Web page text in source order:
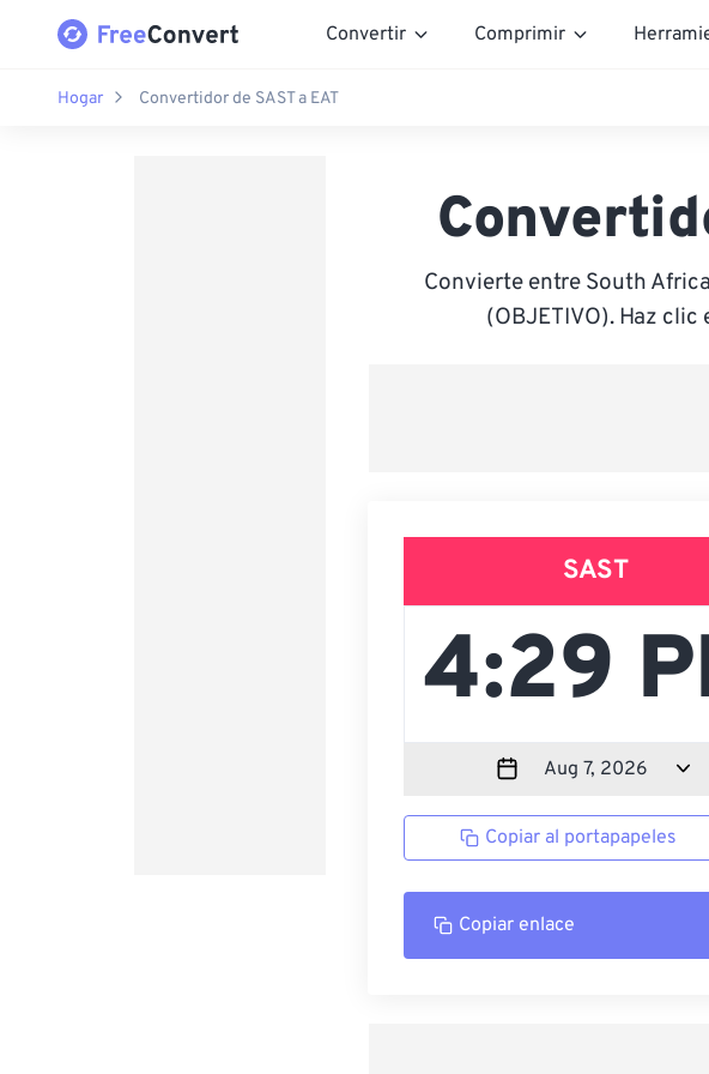
Convertir Comprimir
Hogar Convertidor de SAST a EAT
Convierte entre South
(OBJETIVO). Haz
SAST
Copiar al portapapeles
Copiar enlace